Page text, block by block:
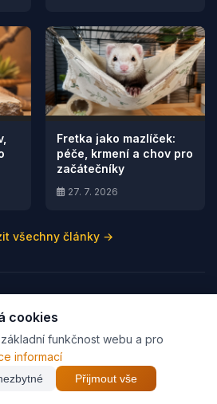
cenu z
vše pro psy →
×
Fretka jako mazlíček:
péče, krmení a chov pro
začátečníky
27. 7. 2026
všechny články →
snažíme se pomáhat najít
cookies
funkčnost webu a pro
informací
Přijmout vše